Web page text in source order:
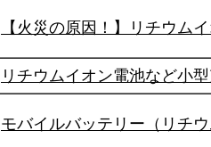
【火災の原因！】リチウム
リチウムイオン電池など小
モバイルバッテリー（リチ